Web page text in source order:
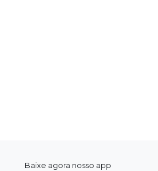
Baixe agora nosso app